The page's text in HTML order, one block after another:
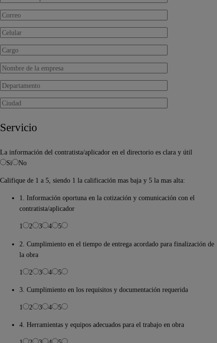
Servicio
La información del contratista/aplicador en el directorio es clara y útil
Si
No
Califique de 1 a 5, siendo 1 la calificación mas baja y 5 la mas alta:
1. Información oportuna en la cotización y comunicación con el
contratista/aplicador
1 2 3 4 5
2. Cumplimiento en el tiempo de entrega acordado para finalización de
la obra
1 2 3 4 5
3. Cumplimiento en los requisitos y documentación requerida
1 2 3 4 5
4. Herramientas y equipos adecuados para el trabajo en obra